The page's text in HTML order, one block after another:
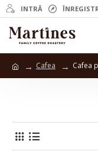
INTRĂ
Cafea Cafea